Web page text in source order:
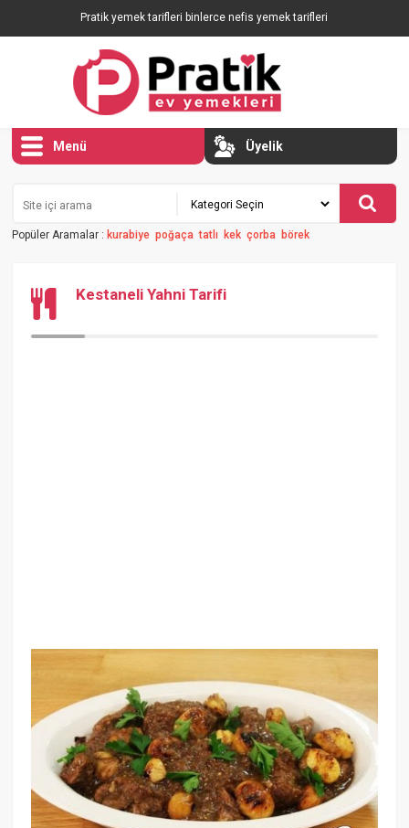
Pratik yemek tarifleri binlerce nefis yemek tarifleri
Menü Üyelik
Popüler Aramalar : kurabiye poğaça tatlı kek çorba börek
Kestaneli Yahni Tarifi